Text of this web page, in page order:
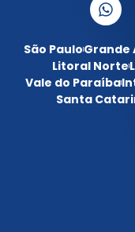
São PauloGrande
Litoral Norte
Vale do Paraíba
Santa